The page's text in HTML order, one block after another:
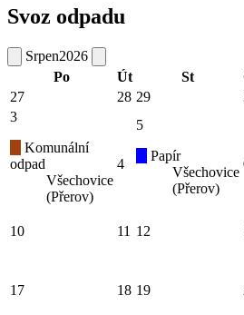
Svoz odpadu
Srpen2026
Po
Út St
27
28 29
3
Komunální
odpad
Všechovice
(Přerov)
4
5
Papír
Všechovice
(Přerov)
10 11 12
17 18 19